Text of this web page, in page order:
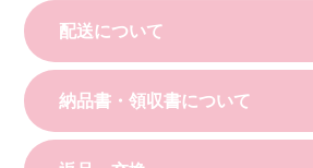
配送について
納品書・領収書について